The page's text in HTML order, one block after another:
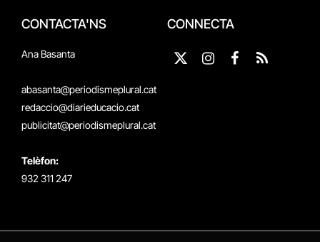
CONTACTA'NS
Ana Basanta
abasanta@periodismeplural.cat
redaccio@diarieducacio.cat
publicitat@periodismeplural.cat
Telèfon:
932 311 247
CONNECTA
X
Instagram
Facebook
RSS